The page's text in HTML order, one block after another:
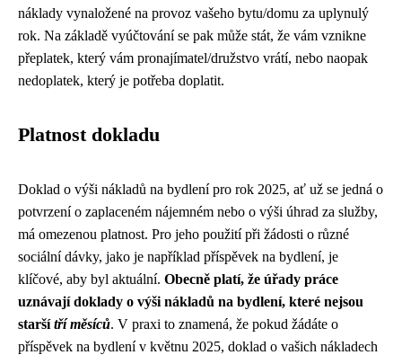
náklady vynaložené na provoz vašeho bytu/domu za uplynulý
rok. Na základě vyúčtování se pak může stát, že vám vznikne
přeplatek, který vám pronajímatel/družstvo vrátí, nebo naopak
nedoplatek, který je potřeba doplatit.
Platnost dokladu
Doklad o výši nákladů na bydlení pro rok 2025, ať už se jedná o
potvrzení o zaplaceném nájemném nebo o výši úhrad za služby,
má omezenou platnost. Pro jeho použití při žádosti o různé
sociální dávky, jako je například příspěvek na bydlení, je
klíčové, aby byl aktuální. Obecně platí, že úřady práce
uznávají doklady o výši nákladů na bydlení, které nejsou
staršítří měsíců. V praxi to znamená, že pokud žádáte o
příspěvek na bydlení v květnu 2025, doklad o vašich nákladech